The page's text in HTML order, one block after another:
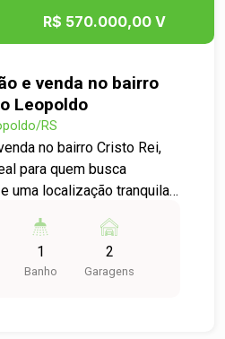
R$ 570.000,00 V
e venda no bairro
Leopoldo
RS
no bairro Cristo Rei,
para quem busca
uma localização tranquila.
versatilidade para sala
funcional e garagem. Os
distribuídos, com
1
Banho
2
Garagens